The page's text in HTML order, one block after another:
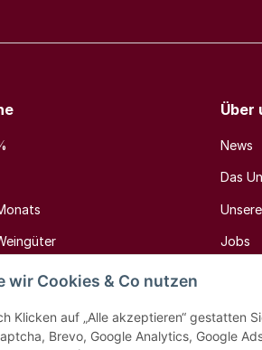
wir Cookies & Co nutzen
Klicken auf „Alle akzeptieren“ gestatten
Brevo, Google Analytics, Google
& Weinregionen
Über
News
Das
Jobs